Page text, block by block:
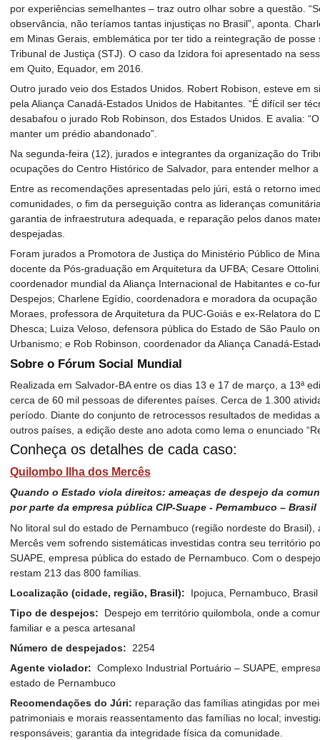
por experiências semelhantes – traz outro olhar sobre a questão.
observância, não teríamos tantas injustiças no Brasil”, aponta.
em Minas Gerais, emblemática por ter tido a reintegração de
Tribunal de Justiça (STJ). O caso da Izidora foi apresentado na
em Quito, Equador, em 2016.
Outro jurado veio dos Estados Unidos. Robert Robison, esteve em
pela Aliança Canadá-Estados Unidos de Habitantes. “É difícil ser
desabafou o jurado Rob Robinson, dos Estados Unidos. E avalia:
manter um prédio abandonado”.
Na segunda-feira (12), jurados e integrantes da organização do
ocupações do Centro Histórico de Salvador, para entender melhor
Entre as recomendações apresentadas pelo júri, está o retorno
comunidades, o fim da perseguição contra as lideranças
garantia de infraestrutura adequada, e reparação pelos danos
despejadas.
Foram jurados a Promotora de Justiça do Ministério Público de
docente da Pós-graduação em Arquitetura da UFBA; Cesare
coordenador mundial da Aliança Internacional de Habitantes e co-
Despejos; Charlene Egídio, coordenadora e moradora da
Moraes, professora de Arquitetura da PUC-Goiás e ex-Relatora do
Dhesca; Luiza Veloso, defensora pública do Estado de São Paulo
Urbanismo; e Rob Robinson, coordenador da Aliança Canadá-
Sobre o Fórum Social Mundial
Realizada em Salvador-BA entre os dias 13 e 17 de março, a 13ª
cerca de 60 mil pessoas de diferentes países. Cerca de 1.300
período. Diante do conjunto de retrocessos resultados de medidas
outros países, a edição deste ano adota como lema o enunciado
Conheça os detalhes de cada caso:
Quilombo Ilha dos Mercês
Quando o Estado viola direitos: ameaças de despejo da
por parte da empresa pública CIP-Suape - Pernambuco – Brasil
No litoral sul do estado de Pernambuco (região nordeste do
Mercês vem sofrendo sistemáticas investidas contra seu território
SUAPE, empresa pública do estado de Pernambuco. Com o
restam 213 das 800 famílias.
Localização (cidade, região, Brasil): Ipojuca, Pernambuco, Brasil
Tipo de despejos: Despejo em território quilombola, onde a
familiar e a pesca artesanal
Número de despejados: 2254
Agente violador: Complexo Industrial Portuário – SUAPE,
estado de Pernambuco
Recomendações do Júri: reparação das famílias atingidas por
patrimoniais e morais reassentamento das famílias no local;
responsáveis; garantia da integridade física da comunidade.